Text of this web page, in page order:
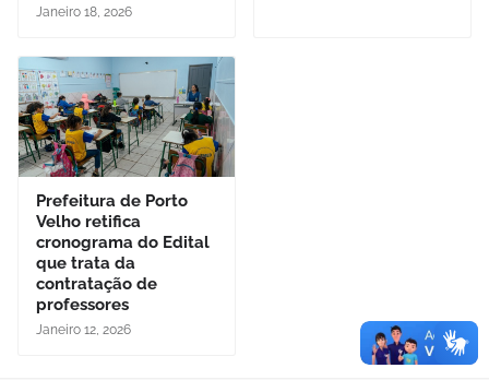
Janeiro 18, 2026
Prefeitura de Porto
Velho retifica
cronograma do Edital
que trata da
contratação de
professores
Janeiro 12, 2026